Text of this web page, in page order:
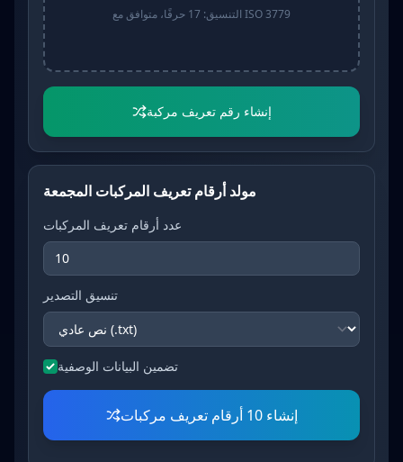
التنسيق: 17 حرفًا، متوافق مع ISO 3779
إنشاء رقم تعريف مركبة
مولد أرقام تعريف المركبات المجمعة
عدد أرقام تعريف المركبات
تنسيق التصدير
تضمين البيانات الوصفية
إنشاء 10 أرقام تعريف مركبات